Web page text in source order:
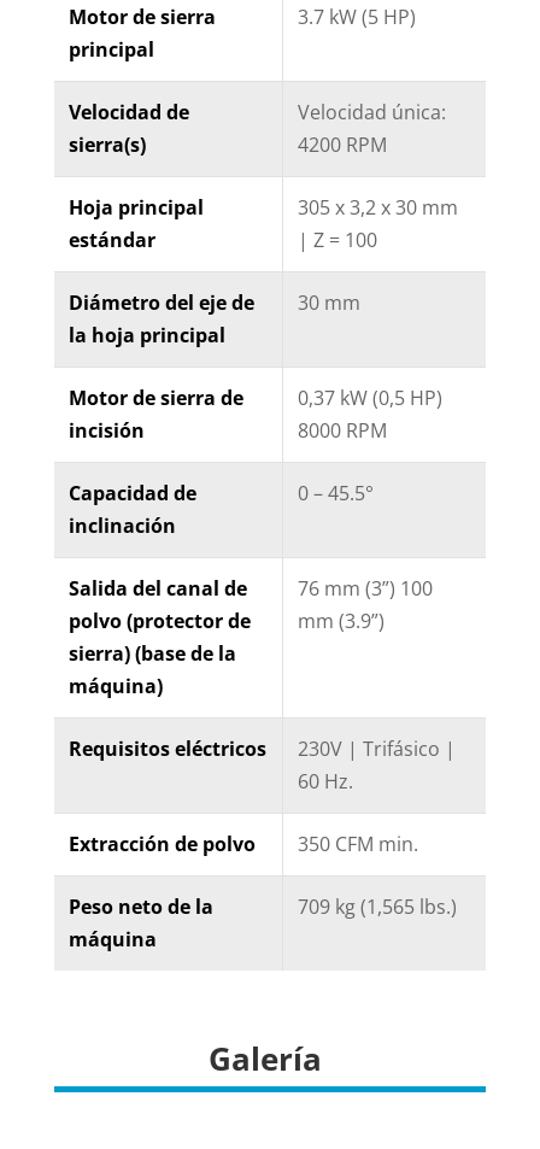
Motor de sierra
principal
3.7 kW (5 HP)
Velocidad de
sierra(s)
Velocidad única:
4200 RPM
Hoja principal
estándar
305 x 3,2 x 30 mm
| Z = 100
Diámetro del eje de
la hoja principal
30 mm
Motor de sierra de
incisión
0,37 kW (0,5 HP)
8000 RPM
Capacidad de
inclinación
0 – 45.5°
Salida del canal de
polvo (protector de
sierra) (base de la
máquina)
76 mm (3”) 100
mm (3.9”)
Requisitos eléctricos
230V | Trifásico |
60 Hz.
Extracción de polvo 350 CFM min.
Peso neto de la
máquina
709 kg (1,565 lbs.)
Galería